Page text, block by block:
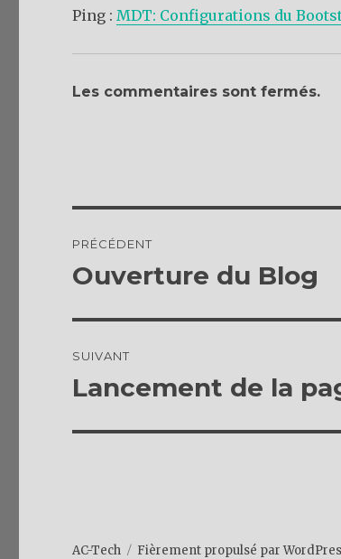
Ping :MDT: Configurations du
Les commentaires sont fermés.
de
PRÉCÉDENT
Publication
Ouverture du Blog
SUIVANT
Publication
Lancement de la
AC-Tech Fièrement propulsé par